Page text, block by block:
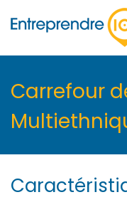
Carrefour